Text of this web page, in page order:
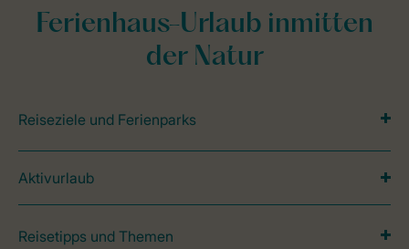
Ferienhaus-Urlaub inmitten
der Natur
Reiseziele und Ferienparks
Aktivurlaub
Reisetipps und Themen